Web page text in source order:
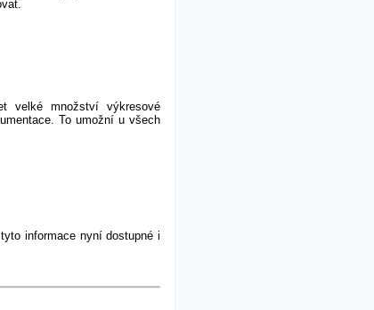
velké množství výkresové
To umožní u všech
informace nyní dostupné i